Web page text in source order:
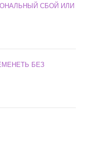
СБОЙ ИЛИ
БЕЗ